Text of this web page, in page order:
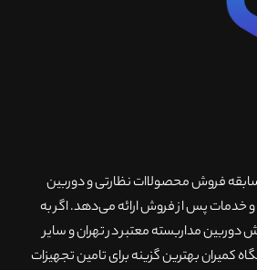
با ۲۰سال سابقه فروش محصولاات نظارتی و دوربین
و خدمات پس از فروش ارائه می‌دهد. اگر به
دوربین مداربسته معتبر در تهران و سایر
کمیران بهترین گزینه برای تامین تجهیزات